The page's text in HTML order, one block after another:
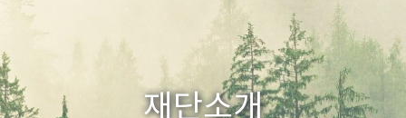
재단소개